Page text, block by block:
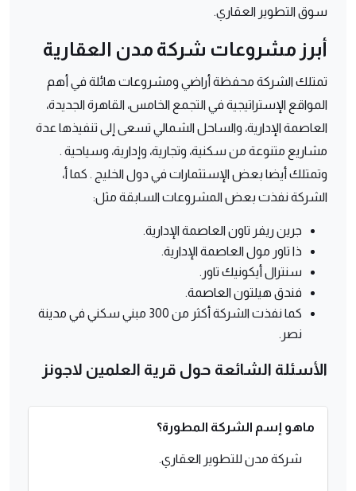
سوق التطوير العقاري.
أبرز مشروعات شركة مدن العقارية
تمتلك الشركة محفظة أراضي ومشروعات هائلة في أهم
المواقع الإستراتيجية في التجمع الخامس، القاهرة الجديدة،
العاصمة الإدارية، والساحل الشمالي تسعى إلى تنفيذها عدة
مشاريع متنوعة من سكنية، وتجارية، وإدارية، وسياحية .
وتمتلك أيضا بعض الإستثمارات في دول الخليج . كما أ،
الشركة نفذت بعض المشروعات السابقة مثل:
جرين ريفر تاون العاصمة الإدارية.
ذا تاور مول العاصمة الإدارية.
سنترال أيكونيك تاور.
فندق هيلتون العاصمة.
كما نفذت الشركة أكثر من 300 مبني سكني في مدينة
نصر.
الأسئلة الشائعة حول قرية العلمين لاجونز
ماهو إسم الشركة المطورة؟
شركة مدن للتطوير العقاري.